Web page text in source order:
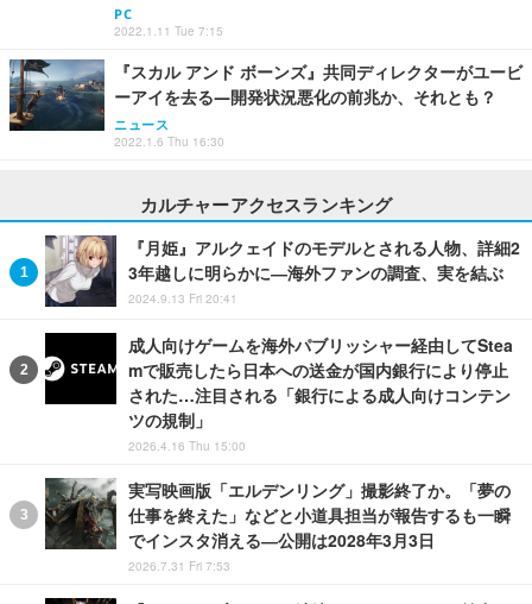
PC
2022.1.11 Tue 7:15
『スカル アンド ボーンズ』共同ディレクターがユービ
ーアイを去る―開発状況悪化の前兆か、それとも？
ニュース
2022.1.6 Thu 16:30
カルチャーアクセスランキング
『月姫』アルクェイドのモデルとされる人物、詳細2
3年越しに明らかに―海外ファンの調査、実を結ぶ
2024.9.13 Fri 20:41
成人向けゲームを海外パブリッシャー経由してStea
mで販売したら日本への送金が国内銀行により停止
された…注目される「銀行による成人向けコンテン
ツの規制」
2026.4.16 Thu 15:00
実写映画版「エルデンリング」撮影終了か。「夢の
仕事を終えた」などと小道具担当が報告するも一瞬
でインスタ消える―公開は2028年3月3日
2026.7.31 Fri 7:53